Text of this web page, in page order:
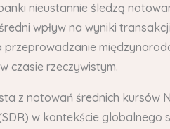
nieustannie śledzą
wpływ na wyniki
przeprowadzanie
czasie rzeczywistym.
z notowań średnich kursów
w kontekście